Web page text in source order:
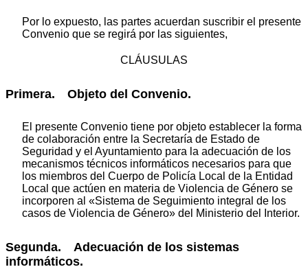
Por lo expuesto, las partes acuerdan suscribir el presente
Convenio que se regirá por las siguientes,
CLÁUSULAS
Primera. Objeto del Convenio.
El presente Convenio tiene por objeto establecer la forma
de colaboración entre la Secretaría de Estado de
Seguridad y el Ayuntamiento para la adecuación de los
mecanismos técnicos informáticos necesarios para que
los miembros del Cuerpo de Policía Local de la Entidad
Local que actúen en materia de Violencia de Género se
incorporen al «Sistema de Seguimiento integral de los
casos de Violencia de Género» del Ministerio del Interior.
Segunda. Adecuación de los sistemas
informáticos.